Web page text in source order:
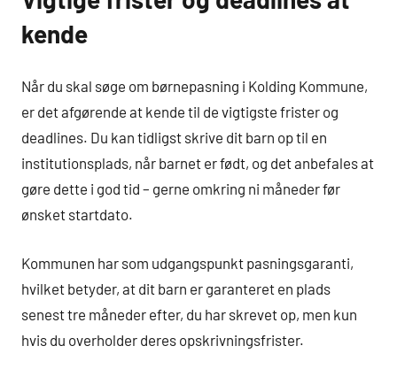
kende
Når du skal søge om børnepasning i Kolding Kommune,
er det afgørende at kende til de vigtigste frister og
deadlines. Du kan tidligst skrive dit barn op til en
institutionsplads, når barnet er født, og det anbefales at
gøre dette i god tid – gerne omkring ni måneder før
ønsket startdato.
Kommunen har som udgangspunkt pasningsgaranti,
hvilket betyder, at dit barn er garanteret en plads
senest tre måneder efter, du har skrevet op, men kun
hvis du overholder deres opskrivningsfrister.